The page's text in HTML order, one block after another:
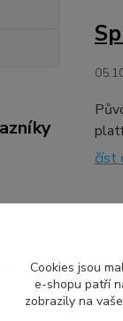
jsme
číst
Cookies jsou
e-shopu patří
zobrazily na